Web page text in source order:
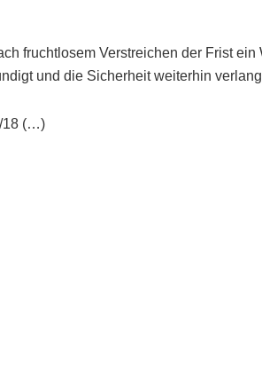
fruchtlosem Verstreichen der Frist ein
und die Sicherheit weiterhin
18 (…)